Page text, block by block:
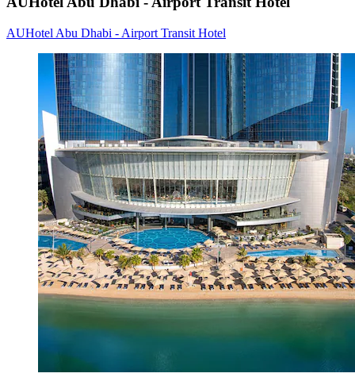
AUHotel Abu Dhabi - Airport Transit Hotel